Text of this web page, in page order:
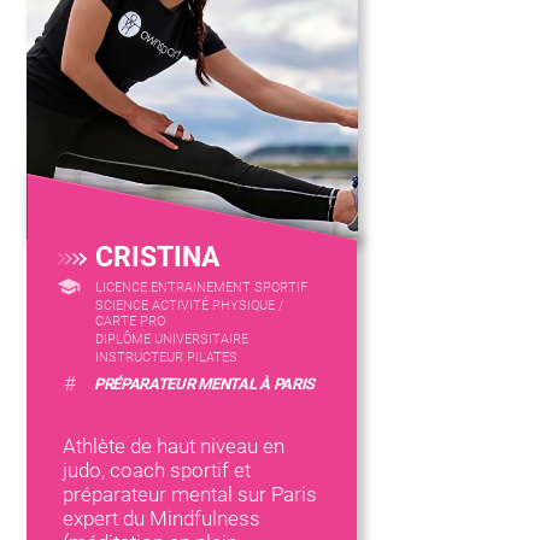
CRISTINA
LICENCE ENTRAINEMENT SPORTIF
SCIENCE ACTIVITÉ PHYSIQUE /
CARTE PRO
DIPLÔME UNIVERSITAIRE
INSTRUCTEUR PILATES
# PRÉPARATEUR MENTAL À PARIS
Athlète de haut niveau en
judo, coach sportif et
préparateur mental sur Paris
expert du Mindfulness